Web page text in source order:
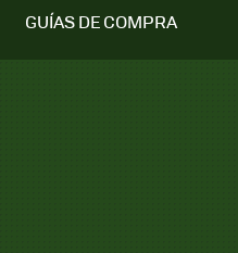
GUÍAS DE COMPRA